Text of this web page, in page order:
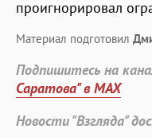
проигнорировал
Материал подготовил
Подпишитесь на
Саратова" в MAX
Новости "Взгляда"